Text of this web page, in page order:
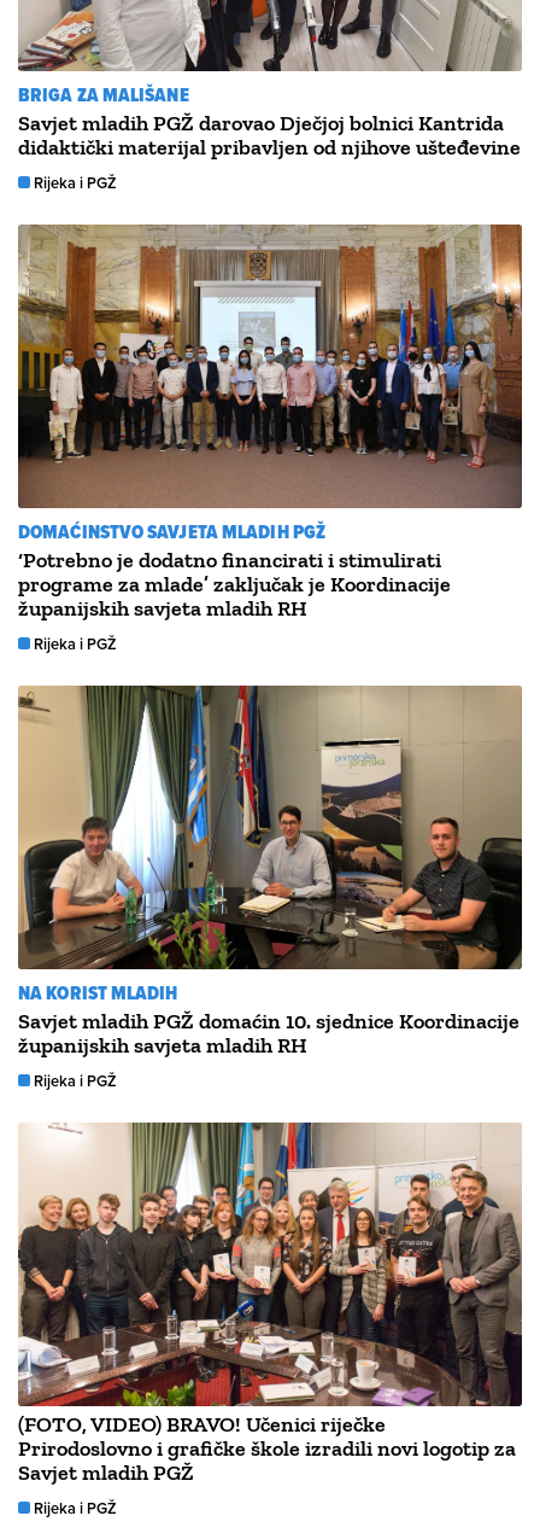
BRIGA ZA MALIŠANE
Savjet mladih PGŽ darovao Dječjoj bolnici Kantrida
didaktički materijal pribavljen od njihove ušteđevine
Rijeka i PGŽ
DOMAĆINSTVO SAVJETA MLADIH PGŽ
‘Potrebno je dodatno financirati i stimulirati
programe za mlade’ zaključak je Koordinacije
županijskih savjeta mladih RH
Rijeka i PGŽ
NA KORIST MLADIH
Savjet mladih PGŽ domaćin 10. sjednice Koordinacije
županijskih savjeta mladih RH
Rijeka i PGŽ
(FOTO, VIDEO) BRAVO! Učenici riječke
Prirodoslovno i grafičke škole izradili novi logotip za
Savjet mladih PGŽ
Rijeka i PGŽ